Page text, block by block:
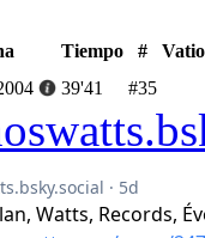
Tiempo #
39'41 #35